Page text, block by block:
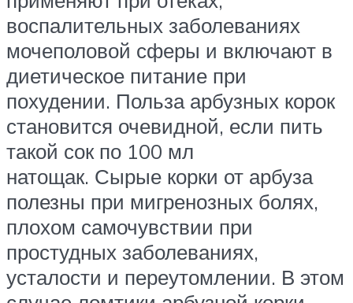
воспалительных заболеваниях
мочеполовой сферы и включают в
диетическое питание при
похудении. Польза арбузных корок
становится очевидной, если пить
такой сок по 100 мл
натощак. Сырые корки от арбуза
полезны при мигренозных болях,
плохом самочувствии при
простудных заболеваниях,
усталости и переутомлении. В этом